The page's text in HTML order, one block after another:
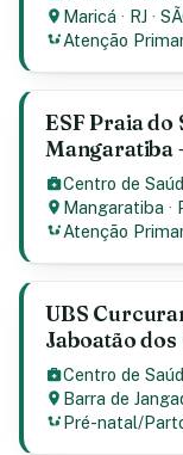
Maricá · RJ ·
Atenção
ESF Praia do
Mangaratiba
Centro de
Mangaratiba ·
Atenção
UBS
Jaboatão
Centro de
Barra de
Pré-natal/